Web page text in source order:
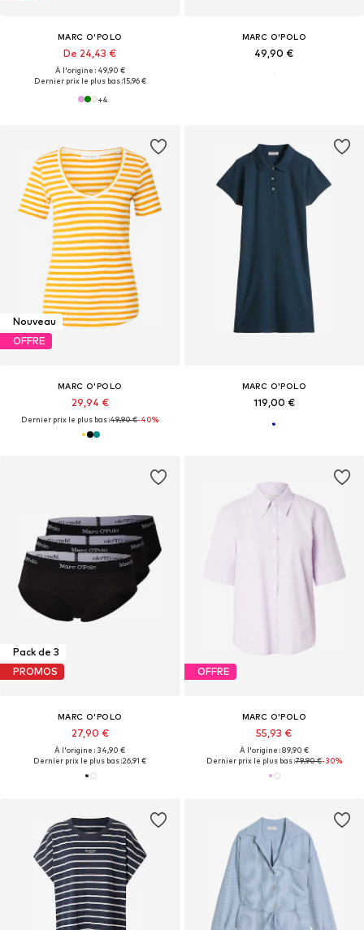
MARC O'POLO
De 24,43 €
À l'origine : 49,90 €
Dernier prix le plus bas :15,96 €
+4
MARC O'POLO
49,90 €
Nouveau
OFFRE
MARC O'POLO
29,94 €
Dernier prix le plus bas :49,90 €-40%
MARC O'POLO
119,00 €
Pack de 3
PROMOS
MARC O'POLO
27,90 €
À l'origine : 34,90 €
Dernier prix le plus bas :26,91 €
OFFRE
MARC O'POLO
55,93 €
À l'origine : 89,90 €
Dernier prix le plus bas :79,90 €-30%